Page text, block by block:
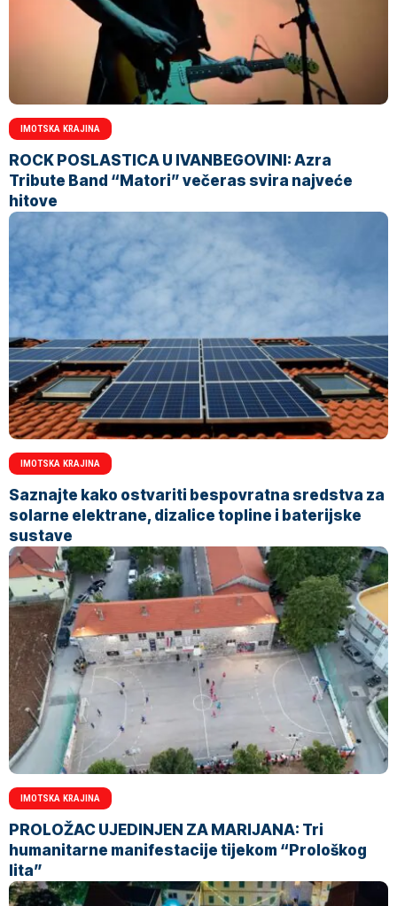
IMOTSKA KRAJINA
ROCK POSLASTICA U IVANBEGOVINI: Azra
Tribute Band “Matori” večeras svira najveće
hitove
IMOTSKA KRAJINA
Saznajte kako ostvariti bespovratna sredstva za
solarne elektrane, dizalice topline i baterijske
sustave
IMOTSKA KRAJINA
PROLOŽAC UJEDINJEN ZA MARIJANA: Tri
humanitarne manifestacije tijekom “Prološkog
lita”